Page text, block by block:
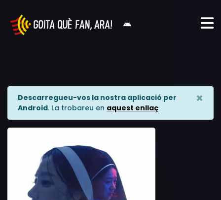
Descarregueu-vos la nostra aplicació per
Android. La trobareu en aquest enllaç
×